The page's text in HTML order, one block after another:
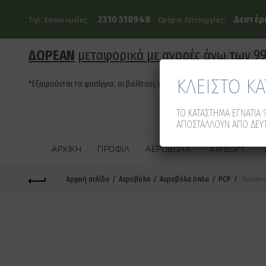
Τηλ. Επικοινωνίας: 2310 518948 Ωράριο Λειτουργίας:
ΔΩΡΕΑΝ μεταφορικά με αγορές άνω των
*Εξαιρούνται τα φυσίγγια, οι βαλίτσες όπλων και τα οπλοκιβώτια
ΑΡΧΙΚΉ ΠΡΟΦΊΛ ΑΕΡΟΒΌΛΑ AIRSOFT
Αρχική σελίδα Αεροβόλα Αεροβόλα όπλα PCP
ΚΛΕΙΣΤΟ
ΤΟ ΚΑΤΑΣΤΗΜΑ ΕΓΝΑΤΙΑ
ΑΠΟΣΤΑΛΛΟΥΝ ΑΠΟ